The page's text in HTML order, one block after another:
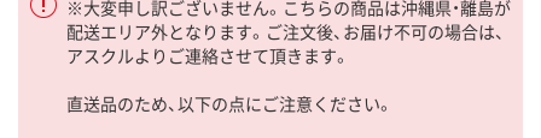
※大変申し訳ございません。こちらの商品は沖縄県・離島が
配送エリア外となります。ご注文後、お届け不可の場合は、
アスクルよりご連絡させて頂きます。
直送品のため、以下の点にご注意ください。